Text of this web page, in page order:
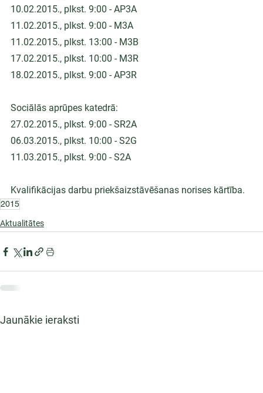
10.02.2015., plkst. 9:00 - AP3A
11.02.2015., plkst. 9:00 - M3A
11.02.2015., plkst. 13:00 - M3B
17.02.2015., plkst. 10:00 - M3R
18.02.2015., plkst. 9:00 - AP3R
Sociālās aprūpes katedrā:
27.02.2015., plkst. 9:00 - SR2A
06.03.2015., plkst. 10:00 - S2G
11.03.2015., plkst. 9:00 - S2A
Kvalifikācijas darbu priekšaizstāvēšanas norises kārtība.
2015
Aktualitātes
Jaunākie ieraksti